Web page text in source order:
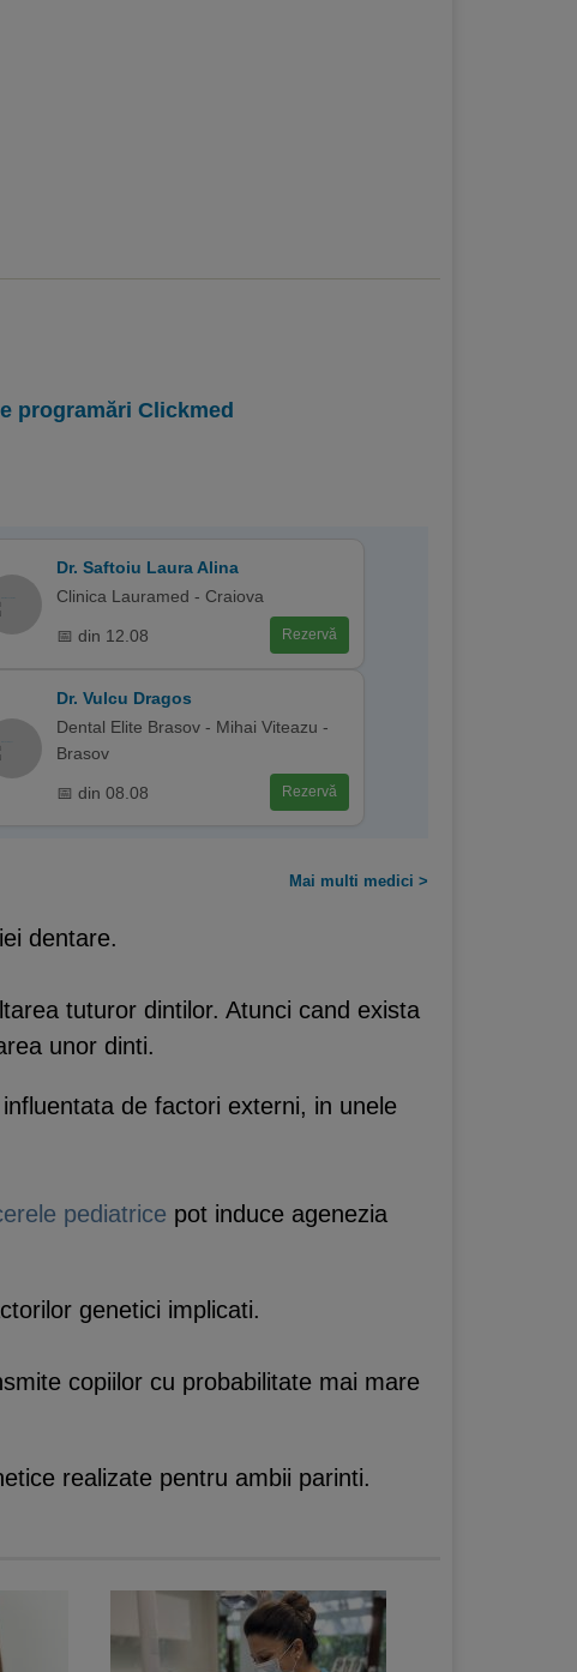
programări Clickmed
Dr. Saftoiu Laura Alina
Clinica Lauramed - Craiova
📅 din 12.08 Rezervă
Dr. Vulcu Dragos
Dental Elite Brasov - Mihai Viteazu -
Brasov
📅 din 08.08 Rezervă
Mai multi medici >
dentare.
tuturor dintilor. Atunci cand exista
unor dinti.
de factori externi, in unele
pediatrice pot induce agenezia
genetici implicati.
copiilor cu probabilitate mai mare
realizate pentru ambii parinti.